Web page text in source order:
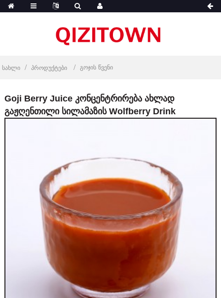
სახლი პროდუქტები გოჯის წვენი
Goji Berry Juice კონცენტრირება ახლად
გაჟღენთილი სილამაზის Wolfberry Drink